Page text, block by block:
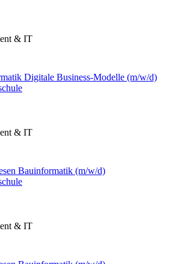
& IT
Digitale Business-Modelle (m/w/d)
& IT
Bauinformatik (m/w/d)
& IT